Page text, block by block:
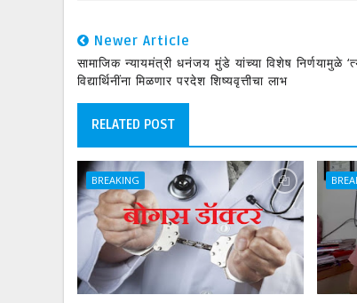
Newer Article
सामाजिक न्यायमंत्री धनंजय मुंडे यांच्या विशेष निर्णयामुळे
विद्यार्थिनींना मिळणार परदेश शिष्यवृत्तीचा लाभ
RELATED POST
BREAKING